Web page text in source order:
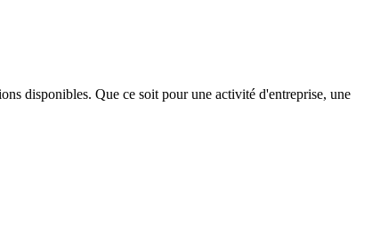
disponibles. Que ce soit pour une activité d'entreprise, une